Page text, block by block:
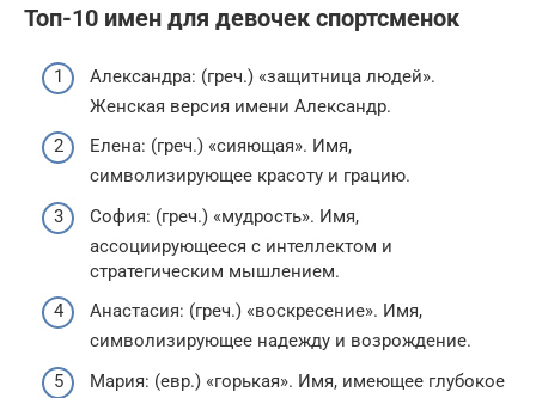
Топ-10 имен для девочек спортсменок
Александра: (греч.) «защитница людей».
Женская версия имени Александр.
Елена: (греч.) «сияющая». Имя,
символизирующее красоту и грацию.
София: (греч.) «мудрость». Имя,
ассоциирующееся с интеллектом и
стратегическим мышлением.
Анастасия: (греч.) «воскресение». Имя,
символизирующее надежду и возрождение.
Мария: (евр.) «горькая». Имя, имеющее глубокое